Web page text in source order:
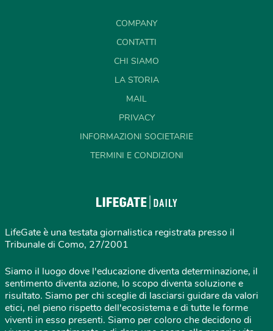
COMPANY
CONTATTI
CHI SIAMO
LA STORIA
MAIL
PRIVACY
INFORMAZIONI SOCIETARIE
TERMINI E CONDIZIONI
LifeGate è una testata giornalistica registrata presso il
Tribunale di Como, 27/2001
Siamo il luogo dove l'educazione diventa determinazione, il
sentimento diventa azione, lo scopo diventa soluzione e
risultato. Siamo per chi sceglie di lasciarsi guidare da valori
etici, nel pieno rispetto dell'ecosistema e di tutte le forme
viventi in esso presenti. Siamo per coloro che decidono di